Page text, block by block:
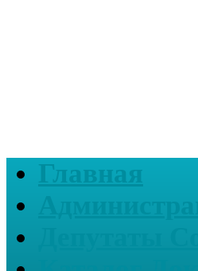
Главная